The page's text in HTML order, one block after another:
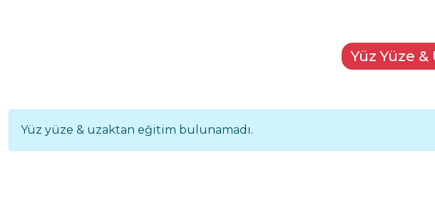
Yüz Yüze
Yüz yüze & uzaktan eğitim bulunamadı.